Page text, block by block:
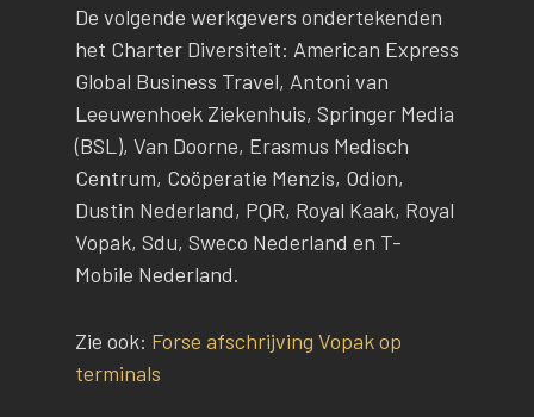
De volgende werkgevers ondertekenden
het Charter Diversiteit: American Express
Global Business Travel, Antoni van
Leeuwenhoek Ziekenhuis, Springer Media
(BSL), Van Doorne, Erasmus Medisch
Centrum, Coöperatie Menzis, Odion,
Dustin Nederland, PQR, Royal Kaak, Royal
Vopak, Sdu, Sweco Nederland en T-
Mobile Nederland.
Zie ook: Forse afschrijving Vopak op
terminals